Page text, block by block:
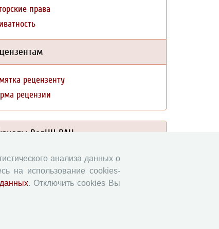
права
рецензенту
рецензии
ВолНЦ РАН
Экономические и социальные перемены
развития территории
Вопросы территориального развития
анализа данных о
на использование cookies-
. Отключить cookies Вы